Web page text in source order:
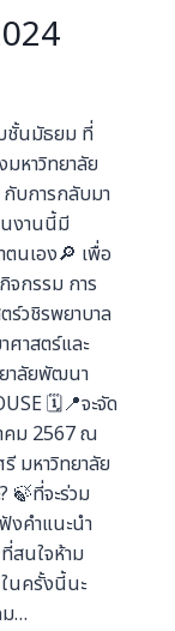
ชั้นมัธยม ที่
หาวิทยาลัย
บการกลับมา
งานนี้มี
นเอง🔎 เพื่อ
จกรรม การ
วชิรพยาบาล
าสตร์และ
าลัยพัฒนา
🗓️📍จะจัด
คม 2567 ณ
มหาวิทยาลัย
ที่จะร่วม
คำแนะนำ
สนใจห้าม
นครั้งนี้นะ
ม…